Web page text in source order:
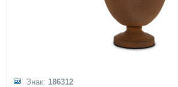
Знак: 186312